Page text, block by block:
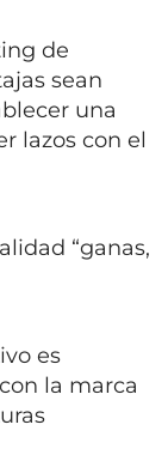
de
sean
una
lazos con el
“ganas,
es
la marca